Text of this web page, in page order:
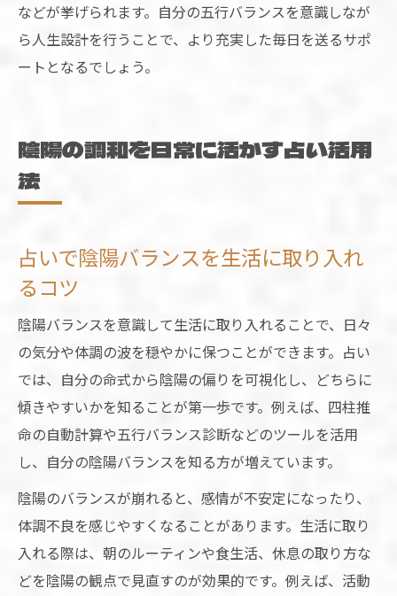
などが挙げられます。自分の五行バランスを意識しなが
ら人生設計を行うことで、より充実した毎日を送るサポ
ートとなるでしょう。
陰陽の調和を日常に活かす占い活用
法
占いで陰陽バランスを生活に取り入れ
るコツ
陰陽バランスを意識して生活に取り入れることで、日々
の気分や体調の波を穏やかに保つことができます。占い
では、自分の命式から陰陽の偏りを可視化し、どちらに
傾きやすいかを知ることが第一歩です。例えば、四柱推
命の自動計算や五行バランス診断などのツールを活用
し、自分の陰陽バランスを知る方が増えています。
陰陽のバランスが崩れると、感情が不安定になったり、
体調不良を感じやすくなることがあります。生活に取り
入れる際は、朝のルーティンや食生活、休息の取り方な
どを陰陽の観点で見直すのが効果的です。例えば、活動